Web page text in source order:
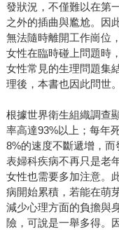
發狀況，不僅難以在第
之外的插曲與尷尬。因
無法隨時離開工作崗位
女性在臨時碰上問題時
女性常見的生理問題集
理後，本書也因此問世。
根據世界衛生組織調查
率高達93%以上；每年
8%的速度不斷遞增，
表婦科疾病不再只是老
女性也需要多加注意。
病開始累積，若能在萌
減少心理方面的負擔與
險，可說是一舉多得。